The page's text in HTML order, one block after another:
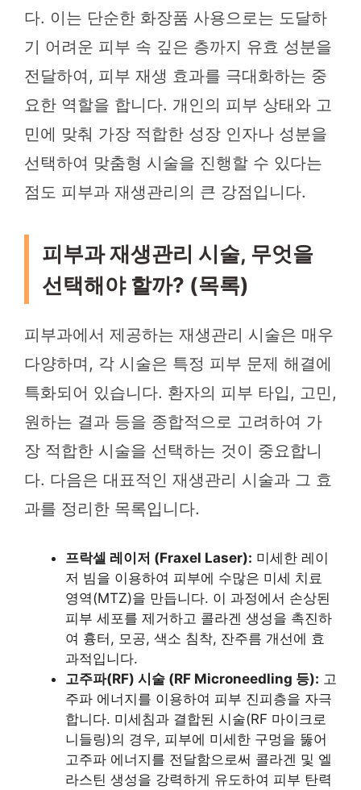
다. 이는 단순한 화장품 사용으로는 도달하
기 어려운 피부 속 깊은 층까지 유효 성분을
전달하여, 피부 재생 효과를 극대화하는 중
요한 역할을 합니다. 개인의 피부 상태와 고
민에 맞춰 가장 적합한 성장 인자나 성분을
선택하여 맞춤형 시술을 진행할 수 있다는
점도 피부과 재생관리의 큰 강점입니다.
피부과 재생관리 시술, 무엇을
선택해야 할까? (목록)
피부과에서 제공하는 재생관리 시술은 매우
다양하며, 각 시술은 특정 피부 문제 해결에
특화되어 있습니다. 환자의 피부 타입, 고민,
원하는 결과 등을 종합적으로 고려하여 가
장 적합한 시술을 선택하는 것이 중요합니
다. 다음은 대표적인 재생관리 시술과 그 효
과를 정리한 목록입니다.
프락셀 레이저 (Fraxel Laser): 미세한 레이
저 빔을 이용하여 피부에 수많은 미세 치료
영역(MTZ)을 만듭니다. 이 과정에서 손상된
피부 세포를 제거하고 콜라겐 생성을 촉진하
여 흉터, 모공, 색소 침착, 잔주름 개선에 효
과적입니다.
고주파(RF) 시술 (RF Microneedling 등): 고
주파 에너지를 이용하여 피부 진피층을 자극
합니다. 미세침과 결합된 시술(RF 마이크로
니들링)의 경우, 피부에 미세한 구멍을 뚫어
고주파 에너지를 전달함으로써 콜라겐 및 엘
라스틴 생성을 강력하게 유도하여 피부 탄력